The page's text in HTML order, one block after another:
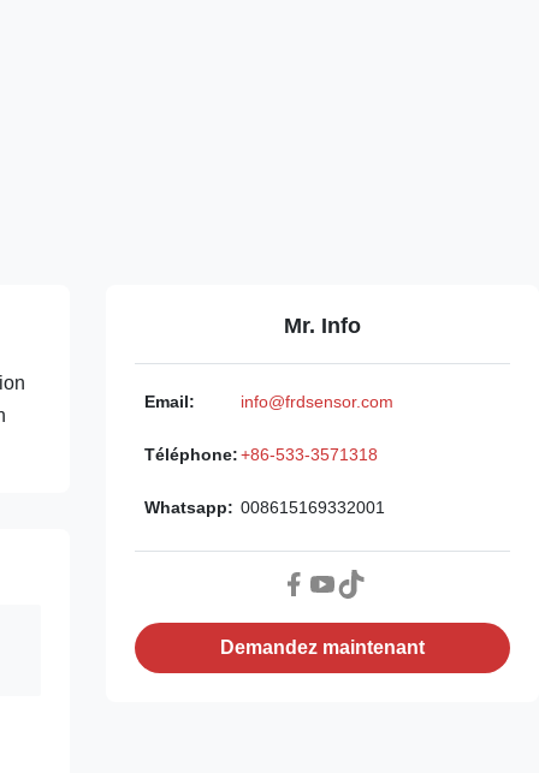
Mr. Info
Email: info@frdsensor.com
Téléphone:+86-533-3571318
Whatsapp: 008615169332001
Demandez maintenant